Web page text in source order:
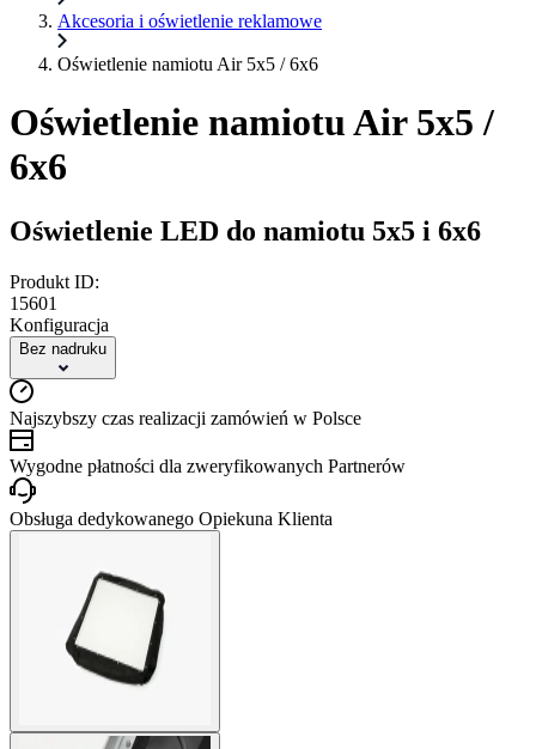
Akcesoria i oświetlenie reklamowe
Oświetlenie namiotu Air 5x5 / 6x6
Oświetlenie namiotu Air 5x5 /
6x6
Oświetlenie LED do namiotu 5x5 i 6x6
Produkt ID:
15601
Konfiguracja
Bez nadruku
Najszybszy czas realizacji zamówień w Polsce
Wygodne płatności dla zweryfikowanych Partnerów
Obsługa dedykowanego Opiekuna Klienta